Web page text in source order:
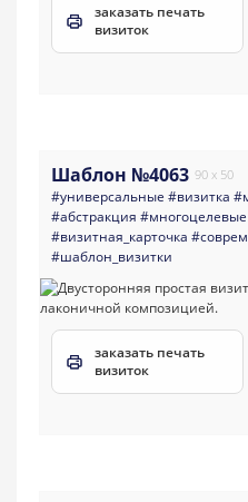
заказать печать
визиток
Шаблон №4063 90 x 50
#универсальные #визитка
#абстракция #многоцелевые
#визитная_карточка
#шаблон_визитки
заказать печать
визиток